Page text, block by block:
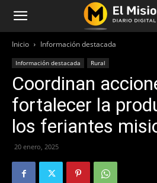
Inicio Información destacada
Información destacada Rural
Coordinan
fortalecer la
los feriantes
20 enero, 2025